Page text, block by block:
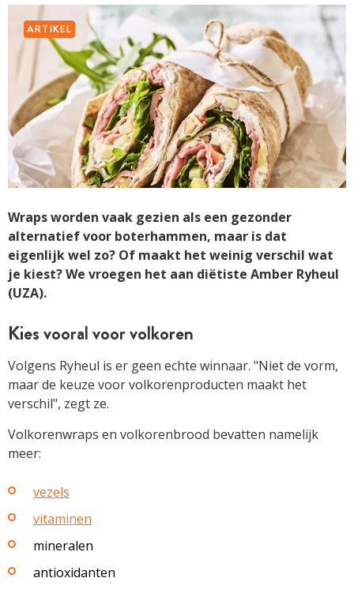
ARTIKEL
Wraps worden vaak gezien als een gezonder
alternatief voor boterhammen, maar is dat
eigenlijk wel zo? Of maakt het weinig verschil wat
je kiest? We vroegen het aan diëtiste Amber Ryheul
(UZA).
Kies vooral voor volkoren
Volgens Ryheul is er geen echte winnaar. "Niet de vorm,
maar de keuze voor volkorenproducten maakt het
verschil", zegt ze.
Volkorenwraps en volkorenbrood bevatten namelijk
meer:
vezels
vitaminen
mineralen
antioxidanten